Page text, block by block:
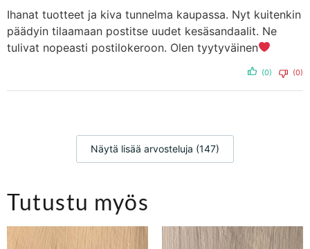
Ihanat tuotteet ja kiva tunnelma kaupassa. Nyt kuitenkin
päädyin tilaamaan postitse uudet kesäsandaalit. Ne
tulivat nopeasti postilokeroon. Olen tyytyväinen
(0) (0)
Näytä lisää arvosteluja (147)
Tutustu myös